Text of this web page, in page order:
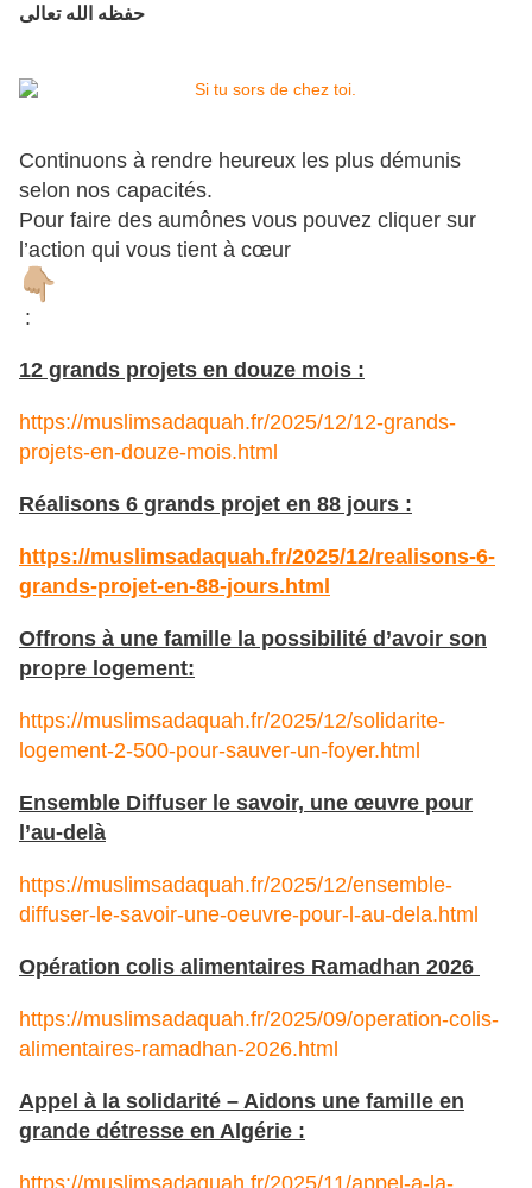
حفظه الله تعالى
Continuons à rendre heureux les plus démunis
selon nos capacités.
Pour faire des aumônes vous pouvez cliquer sur
l’action qui vous tient à cœur
:
12 grands projets en douze mois :
https://muslimsadaquah.fr/2025/12/12-grands-
projets-en-douze-mois.html
Réalisons 6 grands projet en 88 jours :
https://muslimsadaquah.fr/2025/12/realisons-6-
grands-projet-en-88-jours.html
Offrons à une famille la possibilité d’avoir son
propre logement:
https://muslimsadaquah.fr/2025/12/solidarite-
logement-2-500-pour-sauver-un-foyer.html
Ensemble Diffuser le savoir, une œuvre pour
l’au-delà
https://muslimsadaquah.fr/2025/12/ensemble-
diffuser-le-savoir-une-oeuvre-pour-l-au-dela.html
Opération colis alimentaires Ramadhan 2026
https://muslimsadaquah.fr/2025/09/operation-colis-
alimentaires-ramadhan-2026.html
Appel à la solidarité – Aidons une famille en
grande détresse en Algérie :